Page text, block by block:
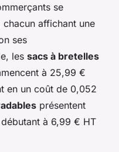
se
affichant une
ses
les sacs à bretelles
à 25,99 €
en un coût de 0,052
présentent
à 6,99 € HT